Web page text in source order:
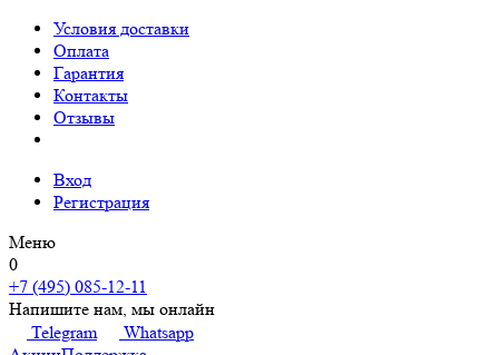
Условия доставки
Оплата
Гарантия
Контакты
Отзывы
Вход
Регистрация
Меню
0
+7 (495) 085-12-11
Напишите нам, мы онлайн
Telegram
Whatsapp